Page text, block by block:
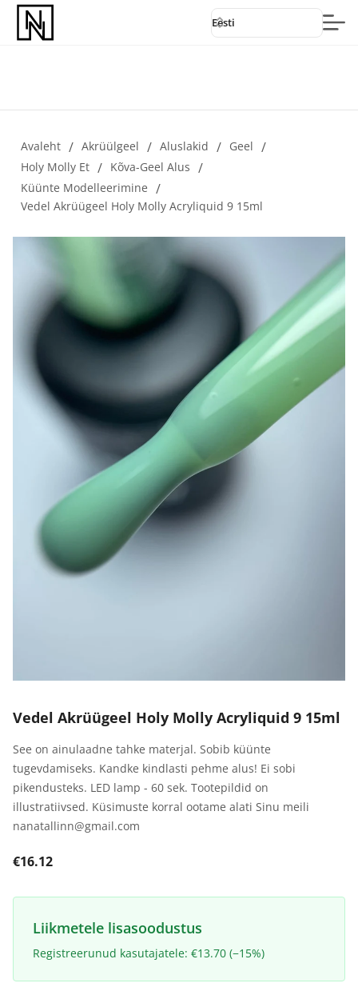
Eesti
Avaleht / Akrüülgeel / Aluslakid / Geel /
Holy Molly Et / Kõva-Geel Alus /
Küünte Modelleerimine /
Vedel Akrüügeel Holy Molly Acryliquid 9 15ml
Vedel Akrüügeel Holy Molly Acryliquid 9 15ml
See on ainulaadne tahke materjal. Sobib küünte
tugevdamiseks. Kandke kindlasti pehme alus! Ei sobi
pikendusteks. LED lamp - 60 sek. Tootepildid on
illustratiivsed. Küsimuste korral ootame alati Sinu meili
nanatallinn@gmail.com
€16.12
Liikmetele lisasoodustus
Registreerunud kasutajatele: €13.70 (−15%)